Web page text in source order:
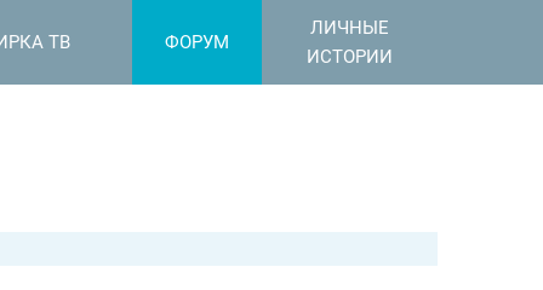
ТВ ФОРУМ
ЛИЧНЫЕ
ИСТОРИИ